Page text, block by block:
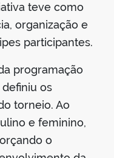
teve como
organização e
participantes.
programação
os
torneio. Ao
e feminino,
o